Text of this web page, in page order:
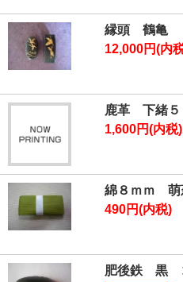
縁頭 鶴亀
12,000円(内
鹿革 下緒
1,600円(内税)
綿８ｍｍ 萌
490円(内税)
肥後鉄 黒